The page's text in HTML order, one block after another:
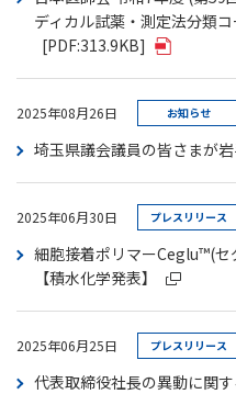
ディカル試薬・測定法分類
[PDF:313.9KB]
2025年08月26日 お知らせ
埼玉県議会議員の皆さまが
2025年06月30日 プレスリリース
細胞接着ポリマーCeglu™(セ
【積水化学発表】
2025年06月25日 プレスリリース
代表取締役社長の異動に関